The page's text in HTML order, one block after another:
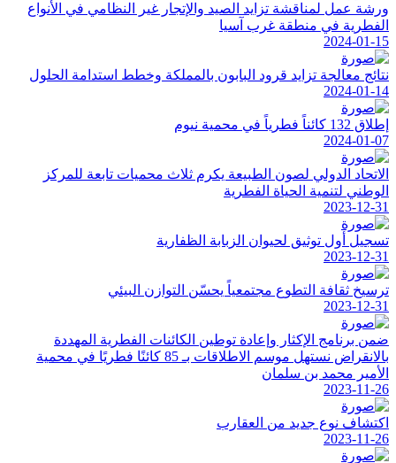
ورشة عمل لمناقشة تزايد الصيد والإتجار غير النظامي في الأنواع
الفطرية في منطقة غرب آسيا
2024-01-15
نتائج معالجة تزايد قرود البابون بالمملكة وخطط استدامة الحلول
2024-01-14
إطلاق 132 كائناً فطرياً في محمية نيوم
2024-01-07
الاتحاد الدولي لصون الطبيعة يكرم ثلاث محميات تابعة للمركز
الوطني لتنمية الحياة الفطرية
2023-12-31
تسجيل أول توثيق لحيوان الزبابة الظفارية
2023-12-31
ترسيخ ثقافة التطوع مجتمعياً يحسّن التوازن البيئي
2023-12-31
ضمن برنامج الإكثار وإعادة توطين الكائنات الفطرية المهددة
بالانقراض نستهل موسم الاطلاقات بـ 85 كائنًا فطريًا في محمية
الأمير محمد بن سلمان
2023-11-26
اكتشاف نوع جديد من العقارب
2023-11-26